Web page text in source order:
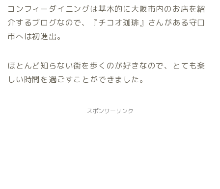
コンフィーダイニングは基本的に大阪市内のお店を紹
介するブログなので、『チコオ珈琲』さんがある守口
市へは初進出。
ほとんど知らない街を歩くのが好きなので、とても楽
しい時間を過ごすことができました。
スポンサーリンク